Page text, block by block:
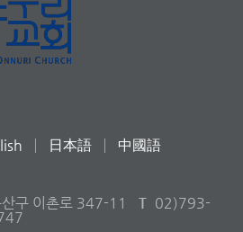
日本語 中國語
구 이촌로 347-11
T 02)793-